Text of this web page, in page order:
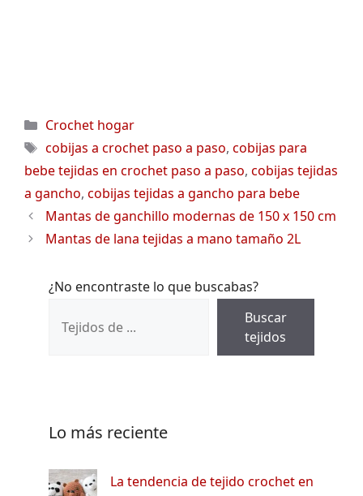
Categorías
Crochet hogar
Etiquetas
cobijas a crochet paso a paso, cobijas para
bebe tejidas en crochet paso a paso, cobijas tejidas
a gancho, cobijas tejidas a gancho para bebe
Mantas de ganchillo modernas de 150 x 150 cm
Mantas de lana tejidas a mano tamaño 2L
¿No encontraste lo que buscabas?
Buscar
tejidos
Lo más reciente
La tendencia de tejido crochet en